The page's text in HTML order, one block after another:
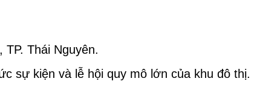
Thái Nguyên.
sự kiện và lễ hội quy mô lớn của khu đô thị.